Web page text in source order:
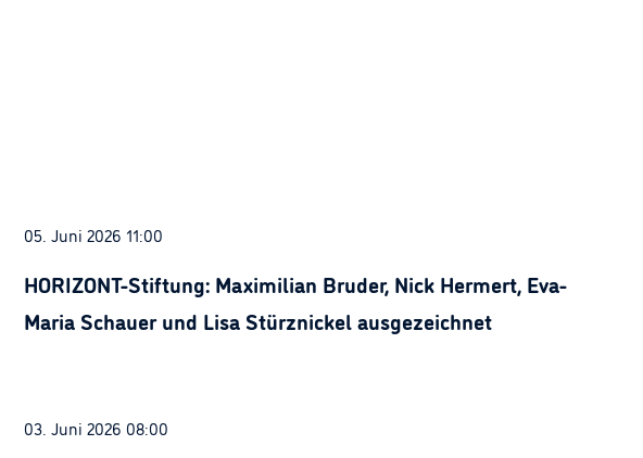
05. Juni 2026 11:00
HORIZONT-Stiftung: Maximilian Bruder, Nick Hermert, Eva-
Maria Schauer und Lisa Stürznickel ausgezeichnet
03. Juni 2026 08:00